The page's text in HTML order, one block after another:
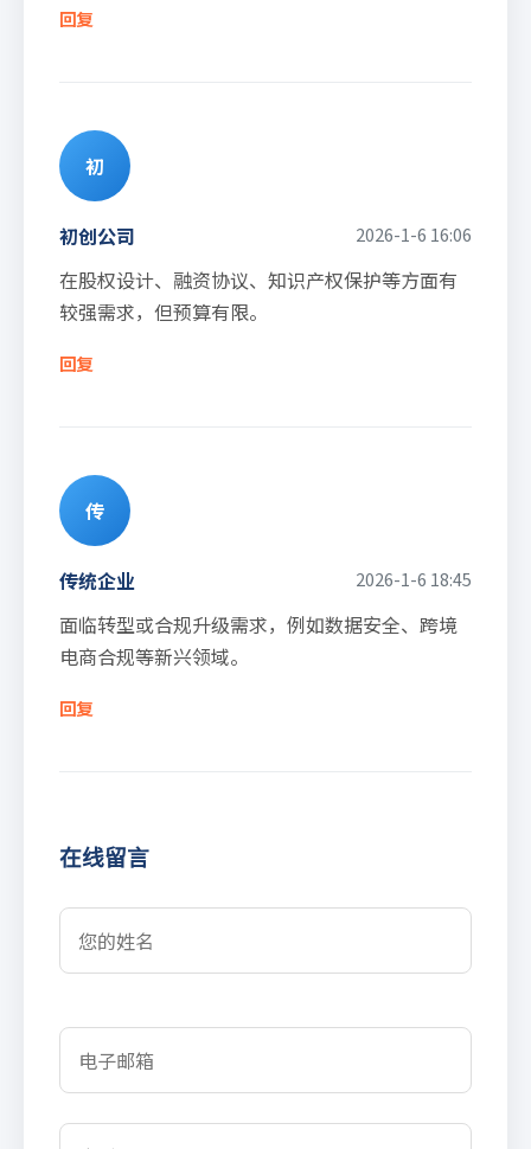
回复
初
初创公司 2026-1-6 16:06
在股权设计、融资协议、知识产权保护等方面有
较强需求，但预算有限。
回复
传
传统企业 2026-1-6 18:45
面临转型或合规升级需求，例如数据安全、跨境
电商合规等新兴领域。
回复
在线留言